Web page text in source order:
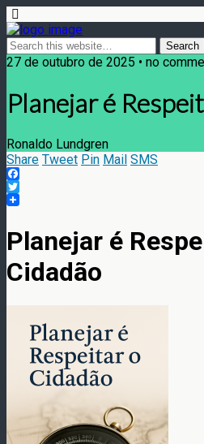
27 de outubro de 2025 • no
Planejar é
Ronaldo Lundgren
Share Tweet Pin Mail SMS
Facebook
Twitter
Planejar é
Cidadão